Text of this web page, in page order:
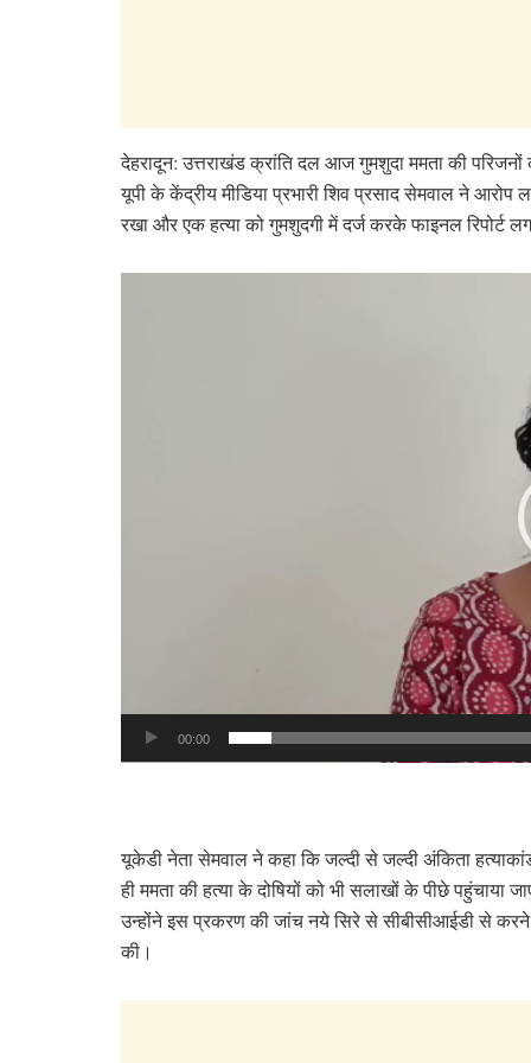
देहरादून: उत्तराखंड क्रांति दल आज गुमशुदा ममता की
यूपी के केंद्रीय मीडिया प्रभारी शिव प्रसाद सेमवाल ने
रखा और एक हत्या को गुमशुदगी में दर्ज करके फाइनल रिपोर्ट
00:00
यूकेडी नेता सेमवाल ने कहा कि जल्दी से जल्दी अंकिता
ही ममता की हत्या के दोषियों को भी सलाखों के पीछे पहुंचाया
उन्होंने इस प्रकरण की जांच नये सिरे से सीबीसीआईडी से करने
की।